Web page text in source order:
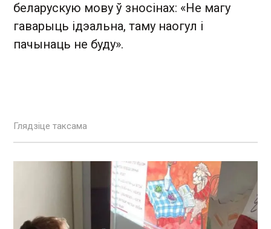
беларускую мову ў зносінах: «Не магу
гаварыць ідэальна, таму наогул і
пачынаць не буду».
Глядзіце таксама